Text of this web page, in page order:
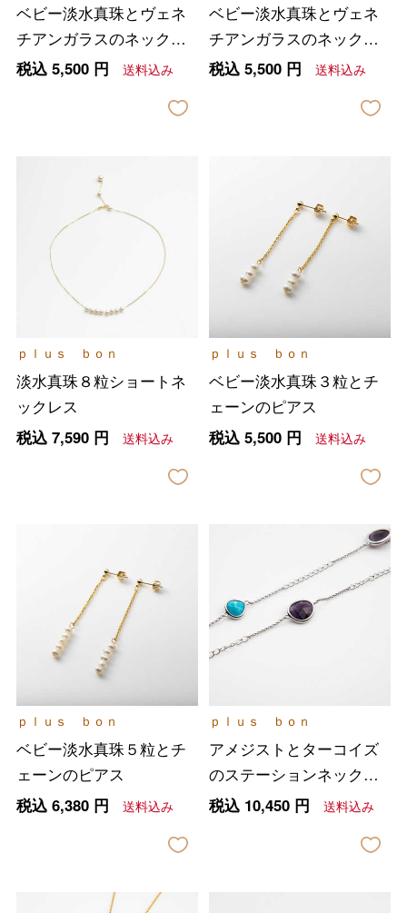
ベビー淡水真珠とヴェネ
チアンガラスのネックレ
ス ブルー
税込 5,500円 送料込み
ベビー淡水真珠とヴェネ
チアンガラスのネックレ
ス ブラック
税込 5,500円 送料込み
ｐｌｕｓ ｂｏｎ
淡水真珠８粒ショートネ
ックレス
税込 7,590円 送料込み
ｐｌｕｓ ｂｏｎ
ベビー淡水真珠３粒とチ
ェーンのピアス
税込 5,500円 送料込み
ｐｌｕｓ ｂｏｎ
ベビー淡水真珠５粒とチ
ェーンのピアス
税込 6,380円 送料込み
ｐｌｕｓ ｂｏｎ
アメジストとターコイズ
のステーションネックレ
ス
税込 10,450円 送料込み